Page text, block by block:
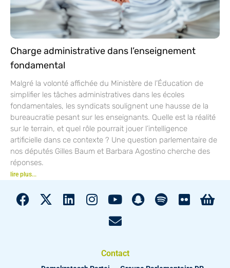
Charge administrative dans l’enseignement
fondamental
Malgré la volonté affichée du Ministère de l’Éducation de
simplifier les tâches administratives dans les écoles
fondamentales, les syndicats soulignent une hausse de la
bureaucratie pesant sur les enseignants. Quelle est la réalité
sur le terrain, et quel rôle pourrait jouer l’intelligence
artificielle dans ce contexte ? Une question parlementaire de
nos députés Gilles Baum et Barbara Agostino cherche des
réponses.
lire plus...
Contact